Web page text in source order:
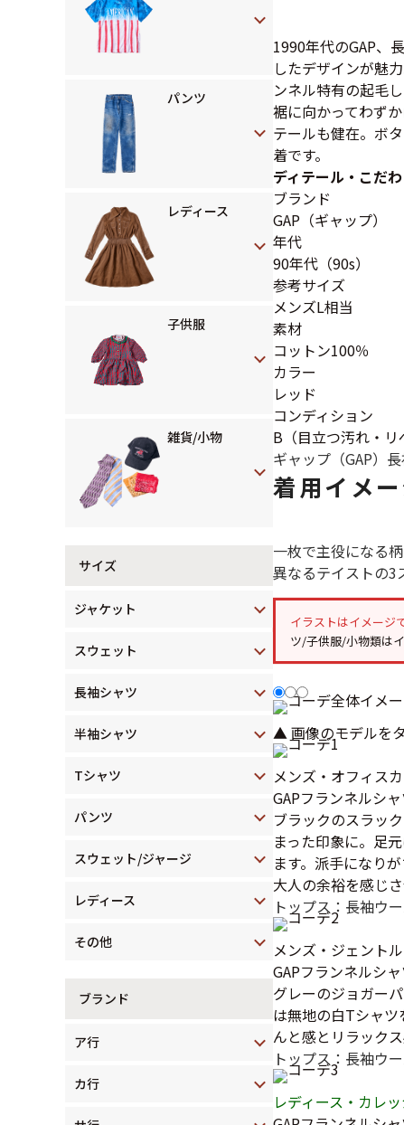
1990年代のGAP、
したデザインが魅
ンネル特有の起毛
裾に向かってわず
テールも健在。ボ
着です。
ディテール・こだ
ブランド
GAP（ギャップ）
年代
90年代（90s）
参考サイズ
メンズL相当
素材
コットン100％
カラー
レッド
コンディション
B（目立つ汚れ・リ
ギャップ（GAP）
着用イメ
一枚で主役になる
異なるテイストの3
イラストはイメージで
ツ/子供服/小物類は
▲ 画像のモデルを
メンズ・オフィス
GAPフランネルシ
ブラックのスラッ
まった印象に。足
ます。派手になり
大人の余裕を感じ
トップス：長袖ウ
メンズ・ジェント
GAPフランネルシ
グレーのジョガー
は無地の白Tシャ
んと感とリラック
トップス：長袖ウ
レディース・カレ
パンツ
レディース
子供服
雑貨/小物
サイズ
ジャケット
スウェット
長袖シャツ
半袖シャツ
Tシャツ
パンツ
スウェット/ジャージ
レディース
その他
ブランド
ア行
カ行